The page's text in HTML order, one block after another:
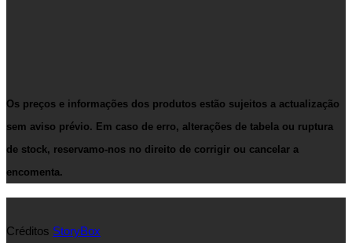
Os preços e informações dos produtos estão sujeitos a actualização
sem aviso prévio. Em caso de erro, alterações de tabela ou ruptura
de stock, reservamo-nos no direito de corrigir ou cancelar a
encomenta.
Créditos StoryBox